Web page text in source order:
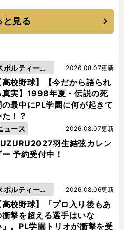
と見る
高校野球】【今だから語られ
真実】1998年夏・伝説の死
の最中にPL学園に何が起きて
た！？
2026.08.07更新
ポルティーバ
画
羽生結弦カレン
ー 予約受付中！
2026.08.07更新
ュース
高校野球】「プロ入り後もあ
衝撃を超える選手はいな
」。PL学園トリオが衝撃を受
2026.08.06更新
ポルティーバ
画